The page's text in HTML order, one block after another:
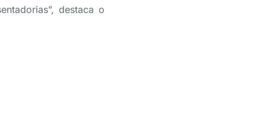
destaca o